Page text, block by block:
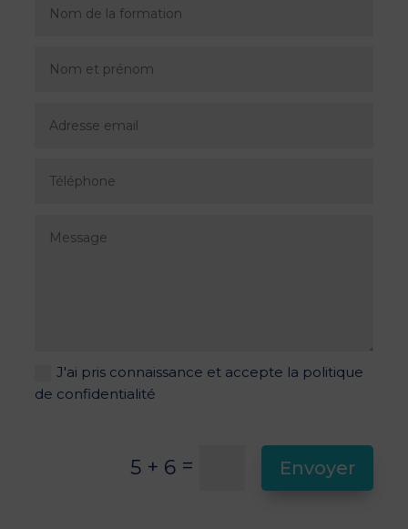
J'ai pris connaissance et accepte la politique
de confidentialité
5 + 6 = Envoyer